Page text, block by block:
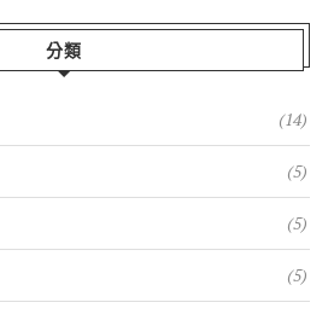
分類
(14)
(5)
(5)
(5)